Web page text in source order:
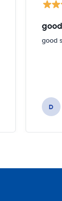
good
D